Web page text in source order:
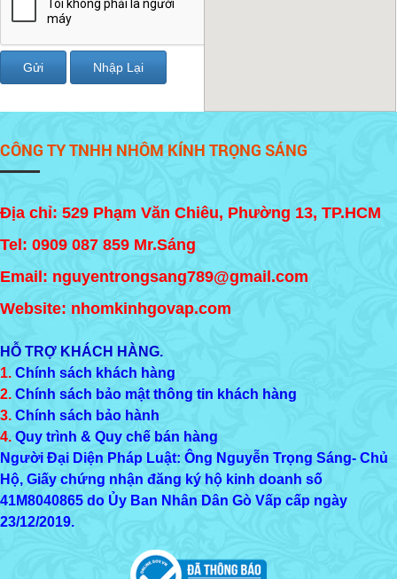
CÔNG TY TNHH NHÔM KÍNH TRỌNG SÁNG
Địa chỉ: 529 Phạm Văn Chiêu, Phường 13, TP.HCM
Tel: 0909 087 859 Mr.Sáng
Email: nguyentrongsang789@gmail.com
Website: nhomkinhgovap.com
HỖ TRỢ KHÁCH HÀNG.
1. Chính sách khách hàng
2. Chính sách bảo mật thông tin khách hàng
3. Chính sách bảo hành
4. Quy trình & Quy chế bán hàng
Người Đại Diện Pháp Luật: Ông Nguyễn Trọng Sáng- Chủ
Hộ, Giấy chứng nhận đăng ký hộ kinh doanh số
41M8040865 do Ủy Ban Nhân Dân Gò Vấp cấp ngày
23/12/2019.